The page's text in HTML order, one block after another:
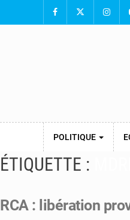
POLITIQUE
ÉTIQUETTE :
RCA : libération